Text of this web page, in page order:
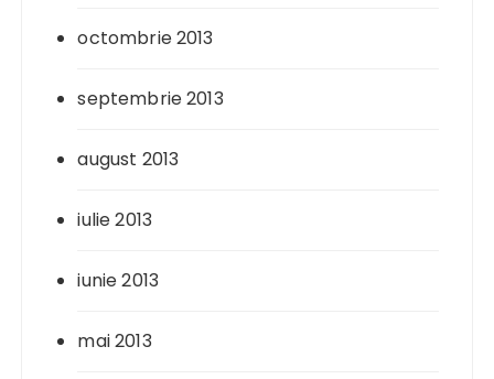
octombrie 2013
septembrie 2013
august 2013
iulie 2013
iunie 2013
mai 2013